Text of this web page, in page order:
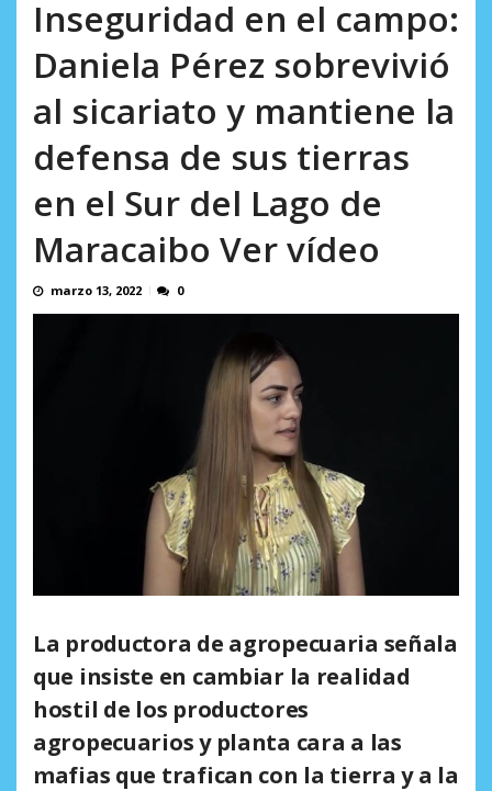
Inseguridad en el campo:
Daniela Pérez sobrevivió
al sicariato y mantiene la
defensa de sus tierras
en el Sur del Lago de
Maracaibo Ver vídeo
marzo 13, 2022 0
La productora de agropecuaria señala
que insiste en cambiar la realidad
hostil de los productores
agropecuarios y planta cara a las
mafias que trafican con la tierra y a la